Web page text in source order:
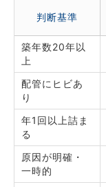
判断基準
築年数20年以
上
配管にヒビあ
り
年1回以上詰ま
る
原因が明確・
一時的